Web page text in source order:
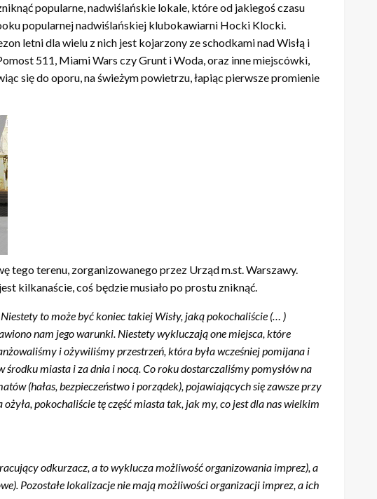
popularne, nadwiślańskie lokale, które od jakiegoś czasu
popularnej nadwiślańskiej klubokawiarni Hocki Klocki.
letni dla wielu z nich jest kojarzony ze schodkami nad Wisłą i
511, Miami Wars czy Grunt i Woda, oraz inne miejscówki,
się do oporu, na świeżym powietrzu, łapiąc pierwsze promienie
tego terenu, zorganizowanego przez Urząd m.st. Warszawy.
kilkanaście, coś będzie musiało po prostu zniknąć.
to może być koniec takiej Wisły, jaką pokochaliście (… )
nam jego warunki. Niestety wykluczają one miejsca, które
(hałas, bezpieczeństwo i porządek), pojawiających się zawsze przy
pokochaliście tę część miasta tak, jak my, co jest dla nas wielkim